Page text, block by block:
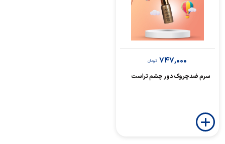
747,000 تومان
سرم ضدچروک دور چشم تراست